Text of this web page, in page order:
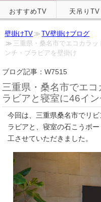
おすすめTV 天吊りTV
壁掛けTV
TV壁掛けブログ
三重県・桑名市でエコカラ
ンチ・ブラビアを壁掛け
ブログ記事：W7515
三重県・桑名市でエ
ラビアと寝室に46イ
今回は、三重県桑名市でリ
ラビアと、寝室の石こうボ
工させていただきました。